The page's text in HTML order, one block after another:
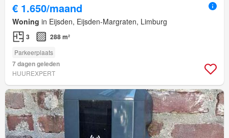
€ 1.650/maand
Woning in Eijsden, Eijsden-Margraten, Limburg
3 288 m²
Parkeerplaats
7 dagen geleden
HUUREXPERT